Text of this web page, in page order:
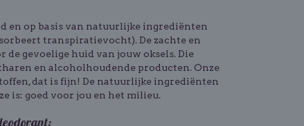
en op basis van natuurlijke ingrediënten
transpiratievocht). De zachte en
gevoelige huid van jouw oksels. Die
en alcoholhoudende producten. Onze
dat is fijn! De natuurlijke ingrediënten
is: goed voor jou en het milieu.